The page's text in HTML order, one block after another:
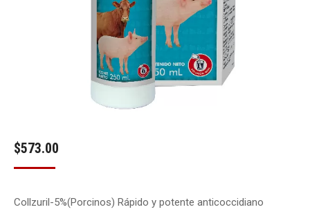
$573.00
Collzuril-5%(Porcinos) Rápido y potente anticoccidiano